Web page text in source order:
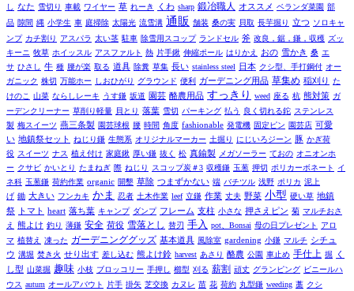
し なた 雪切り 車載 ワイヤー 草 れーき くわ sharp 鍛冶職人 オススメ ベランダ菜園 部
品 隙間 縄 小学生 車 庭掃除 太陽光 流雪溝 通販 舗装 桑の実 貝取 長芋掘り 立つ ソロキャ
ンプ カチ割り アスパラ 太い茎 駐車 除雪用スコップ ランドセル 斧 改良，鋸，鎌，収穫 ズッ
キーニ 牧草 ホイッスル アスファルト 熱 片手鍬 伸縮ポール はりかえ おの 雪かき 桑 エ
サ ひさし 牛 種 腰が楽 取る 道具 除糞 草集 長い stainless steel 日本 クシ型、手打鋼付 オー
ガニック 株切 万能ホー しおひがり グラウンド 便利 ガーデニング用品 草集め 稲刈り た
けのこ
山菜 ならしレーキ うす鎌 坂道 園芸 酪農用品 すっきり weed 座る 杭 熊対策 ガ
ーデンクリーナー 草削り軽量 貝とり 落葉 雪切 パーキング 払う 良く切れる鉈 ステンレス
製 梅スイーツ 燕三条製 園芸球根 腰 時間 角度 fashionable 発電機 固定ピン 園芸店 可愛
い 地鎮祭セット ねじり鎌 生態系 オリジナルマーカー 土掘り にじいろジーン 豚 かぎ荷
役 スイーツ ナス 植え付け 家庭鍬 厚い鎌 抜く 松 真鍮製 メガソーラー ておの オニオンホ
ー クサビ かいとり たまねぎ 際 ねじり スコップ炭＃3 収穫鎌 玉葱 押切 ポリカーボネート
イ
ネ科 玉葱鎌 荷約作業 organic 開墾 草除 つまずかない 端 バチツル 浅野 ポリカ 泥上
げ 鋤 大きい フンカキ かま 忍者 土木作業 leef 立鎌 作業 丈夫 野菜 小型 硬い草 地鎮
祭
トマト heart 落ち葉 キャンプ ダンプ フレーム 支柱 小さな 押さえピン 菊 マルチおさ
え
熊よけ 釣り 薄鎌 安全 荷役 雪落とし 替刃 手入 pot、Bonsai 母の日プレゼント
アロ
マ 植替え 凍った ガーデニンググッズ 基本道具 風除室 gardening 小鎌 マルチ シチュ
ウ 溝堀 焚き火 せり出す 差し込む 熊よけ鈴 harvest あさり 酪農 公園 車止め 手仕上 掘
く
し型 山菜掘 趣味 小枝 ブロッコリー 手押し 櫛型 刈る 薪割 頑丈 グランピング ビニールハ
ウス autum オールアバウト 片手 掛矢 芝交換 カヌレ 苗 花 荷約 丸型鎌 weeding 藁 クシ